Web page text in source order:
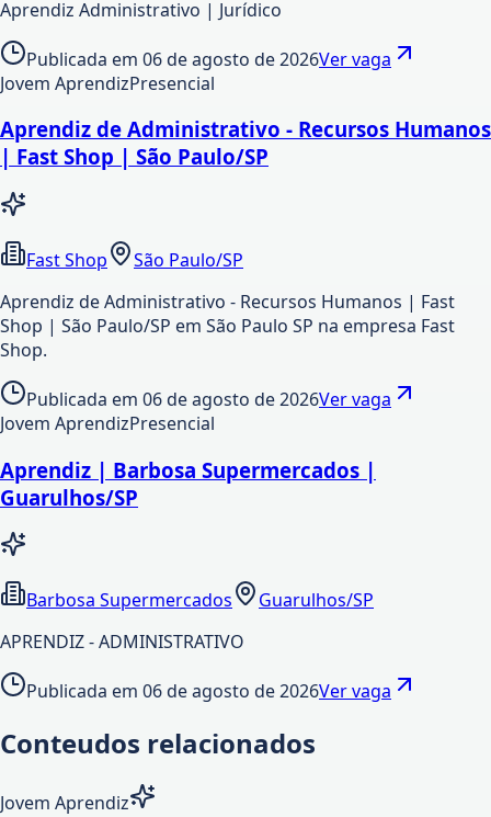
Aprendiz Administrativo | Jurídico
Publicada em 06 de agosto de 2026Ver vaga
Jovem AprendizPresencial
Aprendiz de Administrativo - Recursos Humanos
| Fast Shop | São Paulo/SP
Fast Shop
São Paulo/SP
Aprendiz de Administrativo - Recursos Humanos | Fast
Shop | São Paulo/SP em São Paulo SP na empresa Fast
Shop.
Publicada em 06 de agosto de 2026Ver vaga
Jovem AprendizPresencial
Aprendiz | Barbosa Supermercados |
Guarulhos/SP
Barbosa Supermercados
Guarulhos/SP
APRENDIZ - ADMINISTRATIVO
Publicada em 06 de agosto de 2026Ver vaga
Conteudos relacionados
Jovem Aprendiz